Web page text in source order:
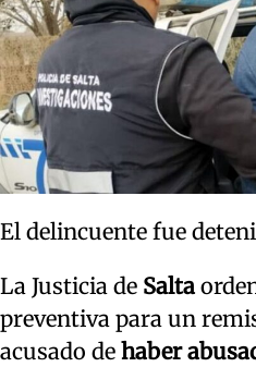
El delincuente fue
La Justicia de Salta
preventiva para un
acusado de haber